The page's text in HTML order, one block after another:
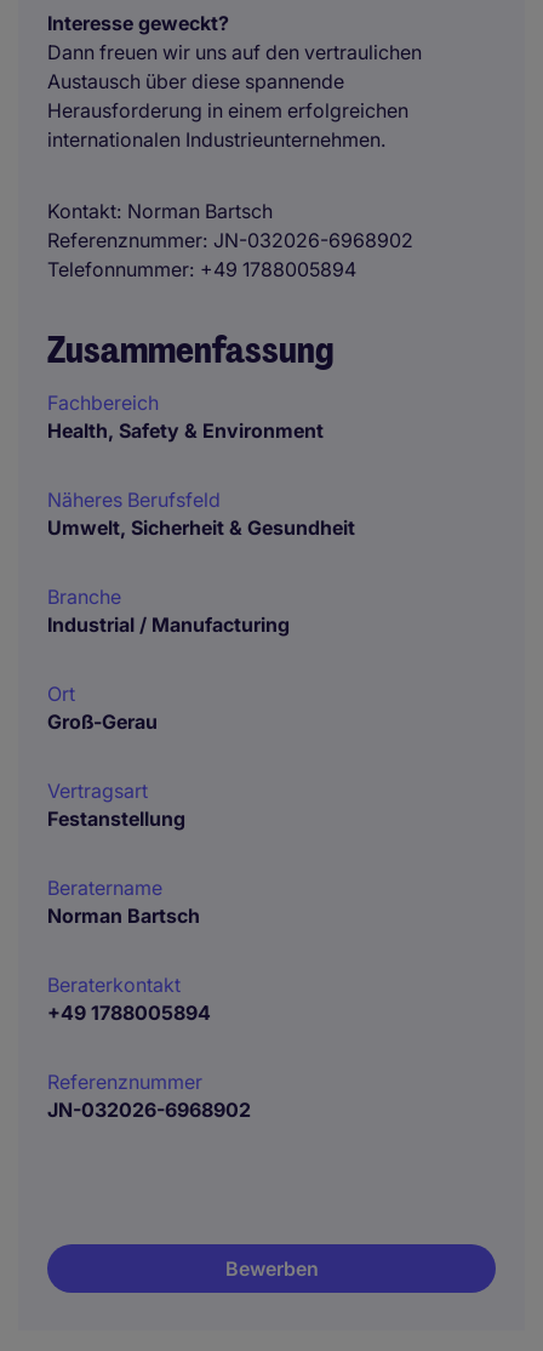
Interesse geweckt?
Dann freuen wir uns auf den vertraulichen
Austausch über diese spannende
Herausforderung in einem erfolgreichen
internationalen Industrieunternehmen.
Kontakt Norman Bartsch
Referenznummer JN-032026-6968902
Telefonnummer +49 1788005894
Zusammenfassung
Fachbereich
Health, Safety & Environment
Näheres Berufsfeld
Umwelt, Sicherheit & Gesundheit
Branche
Industrial / Manufacturing
Ort
Groß-Gerau
Vertragsart
Festanstellung
Beratername
Norman Bartsch
Beraterkontakt
+49 1788005894
Referenznummer
JN-032026-6968902
Bewerben